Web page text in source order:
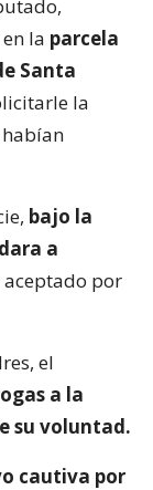
la parcela
Santa
la
bajo la
a
aceptado por
el
a la
su voluntad.
cautiva por